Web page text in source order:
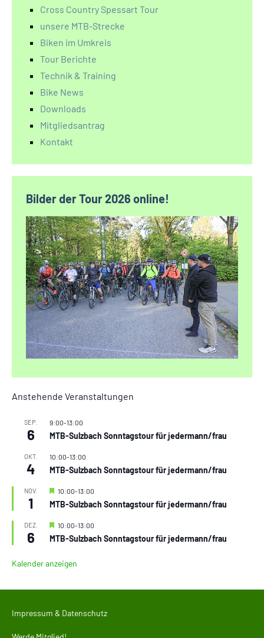
Cross Country Spessart Tour
unsere MTB-Strecke
Biken im Umkreis
Tour Berichte
Technik & Training
Bike News
Downloads
Mitgliedsantrag
Kontakt
Bilder der Tour 2026 online!
Anstehende Veranstaltungen
SEP.
6
9:00-13:00
MTB-Sulzbach Sonntagstour für jedermann/frau
OKT.
4
10:00-13:00
MTB-Sulzbach Sonntagstour für jedermann/frau
NOV.
1
Hervorgehoben
10:00-13:00
MTB-Sulzbach Sonntagstour für jedermann/frau
DEZ.
6
Hervorgehoben
10:00-13:00
MTB-Sulzbach Sonntagstour für jedermann/frau
Kalender anzeigen
Impressum & Datenschutz